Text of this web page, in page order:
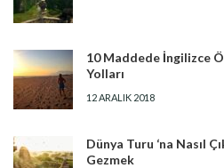
10 Maddede İngilizce
Yolları
12 ARALIK 2018
Dünya Turu ‘na Nasıl
Gezmek